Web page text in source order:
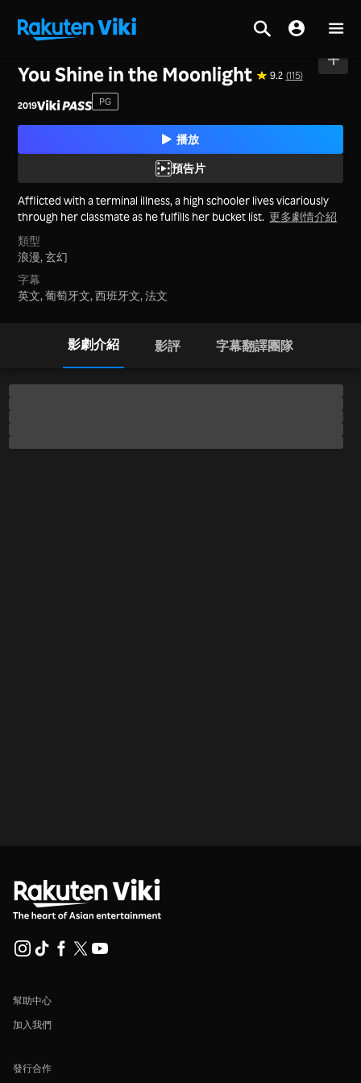
You Shine in the Moonlight 9.2 (115)
2019 PG
播放
預告片
Afflicted with a terminal illness, a high schooler lives vicariously
through her classmate as he fulfills her bucket list. 更多劇情介紹
類型
浪漫,玄幻
字幕
英文, 葡萄牙文, 西班牙文, 法文
影劇介紹 影評 字幕翻譯團隊
幫助中心
加入我們
發行合作